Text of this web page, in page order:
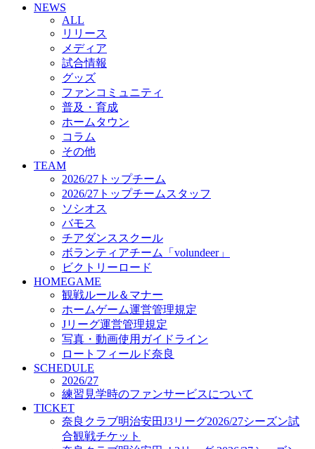
ボランティアチーム「volundeer」
ビクトリーロード
HOMEGAME
観戦ルール＆マナー
ホームゲーム運営管理規定
Jリーグ運営管理規定
写真・動画使用ガイドライン
ロートフィールド奈良
SCHEDULE
2026/27
練習見学時のファンサービスについて
TICKET
奈良クラブ明治安田J3リーグ2026/27シーズン試
合観戦チケット
奈良クラブ明治安田Ｊ3リーグ 2026/27シーズン
「鹿パス」
観戦ルール＆マナー
FANCOMMUNITY
2026/27ファンコミュニティ
サポートショップ
GOODS
オフィシャルストア（実店舗）
オンラインストア
ACADEMY
アカデミーについて
プロジェクト
コーチ&スタッフ
ジュニア
ジュニアユース
ユース
練習拠点（ナラディーア）
NEWS
ALL
リリース
メディア
試合情報
グッズ
ファンコミュニティ
普及・育成
ホームタウン
コラム
その他
TEAM
2026/27トップチーム
2026/27トップチームスタッフ
ソシオス
バモス
チアダンススクール
ボランティアチーム「volundeer」
ビクトリーロード
HOMEGAME
観戦ルール＆マナー
ホームゲーム運営管理規定
Jリーグ運営管理規定
写真・動画使用ガイドライン
ロートフィールド奈良
SCHEDULE
2026/27
練習見学時のファンサービスについて
TICKET
奈良クラブ明治安田J3リーグ2026/27シーズン試
合観戦チケット